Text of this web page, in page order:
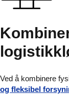
Ved å kombinere
og fleksibel